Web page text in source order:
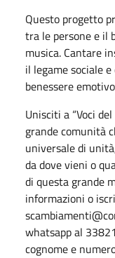
Questo progetto
tra le persone e il
musica. Cantare
il legame sociale
benessere
Unisciti a “Voci
grande comunità
universale di
da dove vieni o
di questa grande
informazioni o
whatsapp al
cognome e